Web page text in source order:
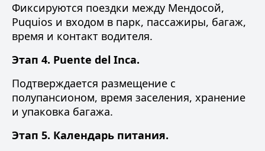
Фиксируются поездки между Мендосой,
Puquios и входом в парк, пассажиры, багаж,
время и контакт водителя.
Этап 4. Puente del Inca.
Подтверждается размещение с
полупансионом, время заселения, хранение
и упаковка багажа.
Этап 5. Календарь питания.